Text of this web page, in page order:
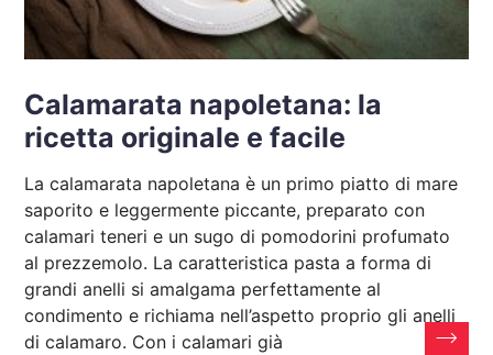
Calamarata napoletana: la
ricetta originale e facile
La calamarata napoletana è un primo piatto di mare
saporito e leggermente piccante, preparato con
calamari teneri e un sugo di pomodorini profumato
al prezzemolo. La caratteristica pasta a forma di
grandi anelli si amalgama perfettamente al
condimento e richiama nell’aspetto proprio gli anelli
di calamaro. Con i calamari già